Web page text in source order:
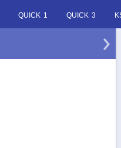
QUICK 1 QUICK 3